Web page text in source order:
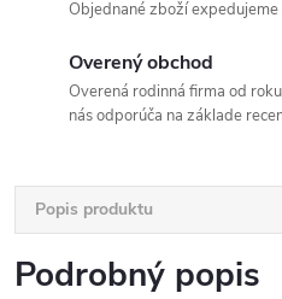
Objednané zboží
Overený obchod
Overená rodinná firma od
nás odporúča na základe
Popis produktu
Podrobný popis